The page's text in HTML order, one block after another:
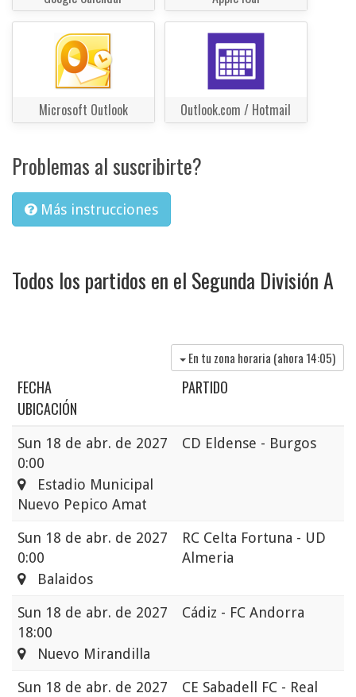
Microsoft Outlook Outlook.com / Hotmail
Problemas al suscribirte?
Más instrucciones
Todos los partidos en el Segunda División A
En tu zona horaria (ahora 14:05)
FECHA
PARTIDO
UBICACIÓN
Sun 18 de abr. de 2027
0:00
CD Eldense - Burgos
Estadio Municipal
Nuevo Pepico Amat
Sun 18 de abr. de 2027
0:00
RC Celta Fortuna - UD
Almeria
Balaidos
Sun 18 de abr. de 2027
18:00
Cádiz - FC Andorra
Nuevo Mirandilla
Sun 18 de abr. de 2027
CE Sabadell FC - Real